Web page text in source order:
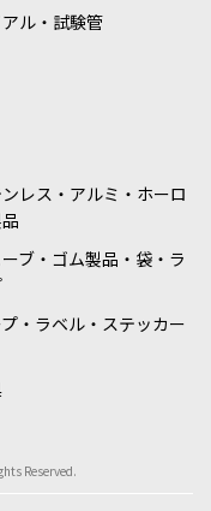
ル・試験管
レス・アルミ・ホーロ
ブ・ゴム製品・袋・ラ
・ラベル・ステッカー
Reserved.